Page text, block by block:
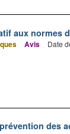
aux
Avis Date
des